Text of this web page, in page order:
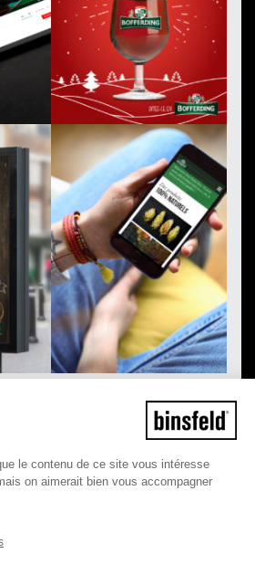
le contenu de ce site vous intéresse
on aimerait bien vous accompagner